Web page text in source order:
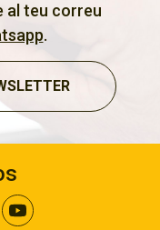
al teu correu
.